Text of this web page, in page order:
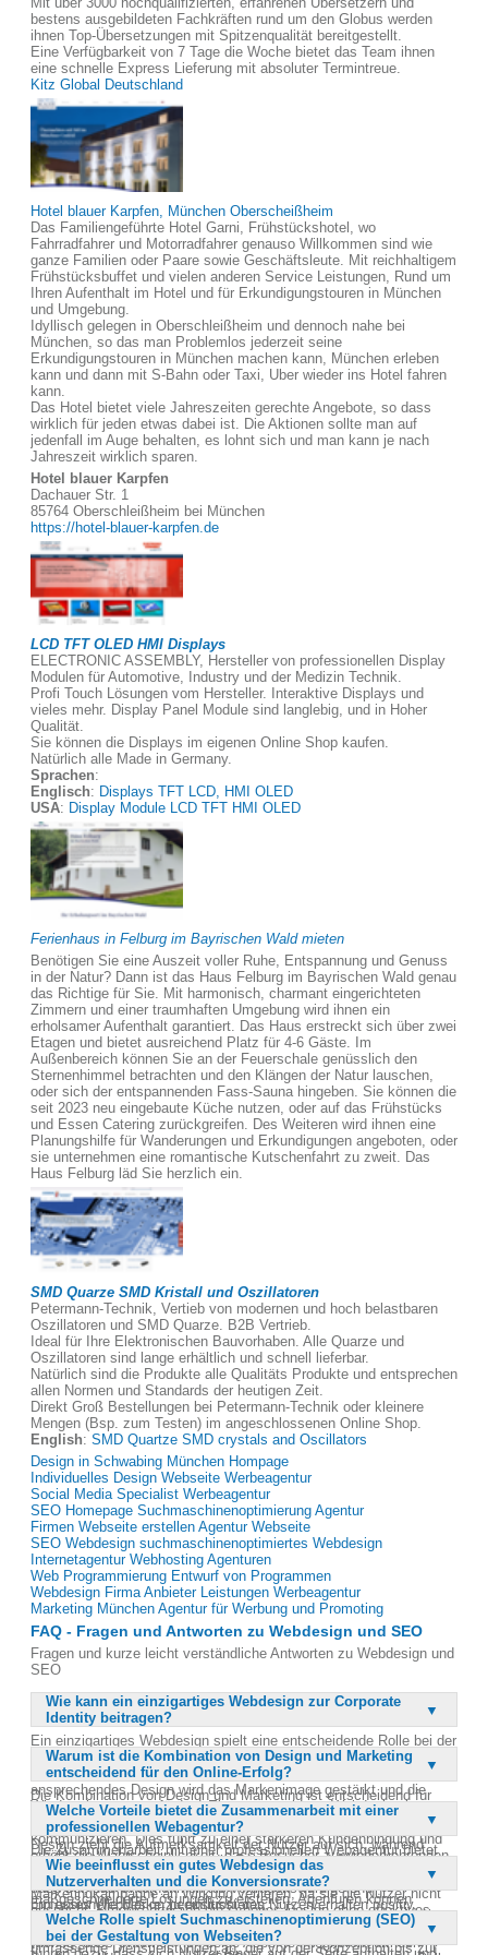
bestens ausgebildeten Fachkräften rund um den Globus werden
ihnen Top-Übersetzungen mit Spitzenqualität bereitgestellt.
Eine Verfügbarkeit von 7 Tage die Woche bietet das Team ihnen
eine schnelle Express Lieferung mit absoluter Termintreue.
Kitz Global Deutschland
Hotel blauer Karpfen, München Oberscheißheim
Das Familiengeführte Hotel Garni, Frühstückshotel, wo
Fahrradfahrer und Motorradfahrer genauso Willkommen sind wie
ganze Familien oder Paare sowie Geschäftsleute. Mit reichhaltigem
Frühstücksbuffet und vielen anderen Service Leistungen, Rund um
Ihren Aufenthalt im Hotel und für Erkundigungstouren in München
und Umgebung.
Idyllisch gelegen in Oberschleißheim und dennoch nahe bei
München, so das man Problemlos jederzeit seine
Erkundigungstouren in München machen kann, München erleben
kann und dann mit S-Bahn oder Taxi, Uber wieder ins Hotel fahren
kann.
Das Hotel bietet viele Jahreszeiten gerechte Angebote, so dass
wirklich für jeden etwas dabei ist. Die Aktionen sollte man auf
jedenfall im Auge behalten, es lohnt sich und man kann je nach
Jahreszeit wirklich sparen.
Hotel blauer Karpfen
Dachauer Str. 1
85764 Oberschleißheim bei München
https://hotel-blauer-karpfen.de
LCD TFT OLED HMI Displays
ELECTRONIC ASSEMBLY, Hersteller von professionellen Display
Modulen für Automotive, Industry und der Medizin Technik.
Profi Touch Lösungen vom Hersteller. Interaktive Displays und
vieles mehr. Display Panel Module sind langlebig, und in Hoher
Qualität.
Sie können die Displays im eigenen Online Shop kaufen.
Natürlich alle Made in Germany.
Sprachen:
Englisch: Displays TFT LCD, HMI OLED
USA: Display Module LCD TFT HMI OLED
Ferienhaus in Felburg im Bayrischen Wald mieten
Benötigen Sie eine Auszeit voller Ruhe, Entspannung und Genuss
in der Natur? Dann ist das Haus Felburg im Bayrischen Wald genau
das Richtige für Sie. Mit harmonisch, charmant eingerichteten
Zimmern und einer traumhaften Umgebung wird ihnen ein
erholsamer Aufenthalt garantiert. Das Haus erstreckt sich über zwei
Etagen und bietet ausreichend Platz für 4-6 Gäste. Im
Außenbereich können Sie an der Feuerschale genüsslich den
Sternenhimmel betrachten und den Klängen der Natur lauschen,
oder sich der entspannenden Fass-Sauna hingeben. Sie können die
seit 2023 neu eingebaute Küche nutzen, oder auf das Frühstücks
und Essen Catering zurückgreifen. Des Weiteren wird ihnen eine
Planungshilfe für Wanderungen und Erkundigungen angeboten, oder
sie unternehmen eine romantische Kutschenfahrt zu zweit. Das
Haus Felburg läd Sie herzlich ein.
SMD Quarze SMD Kristall und Oszillatoren
Petermann-Technik, Vertieb von modernen und hoch belastbaren
Oszillatoren und SMD Quarze. B2B Vertrieb.
Ideal für Ihre Elektronischen Bauvorhaben. Alle Quarze und
Oszillatoren sind lange erhältlich und schnell lieferbar.
Natürlich sind die Produkte alle Qualitäts Produkte und entsprechen
allen Normen und Standards der heutigen Zeit.
Direkt Groß Bestellungen bei Petermann-Technik oder kleinere
Mengen (Bsp. zum Testen) im angeschlossenen Online Shop.
English: SMD Quartze SMD crystals and Oscillators
Design in Schwabing München Hompage
Individuelles Design Webseite Werbeagentur
Social Media Specialist Werbeagentur
SEO Homepage Suchmaschinenoptimierung Agentur
Firmen Webseite erstellen Agentur Webseite
SEO Webdesign suchmaschinenoptimiertes Webdesign
Internetagentur Webhosting Agenturen
Web Programmierung Entwurf von Programmen
Webdesign Firma Anbieter Leistungen Werbeagentur
Marketing München Agentur für Werbung und Promoting
FAQ - Fragen und Antworten zu Webdesign und SEO
Fragen und kurze leicht verständliche Antworten zu Webdesign und
SEO
Wie kann ein einzigartiges Webdesign zur Corporate
Identity beitragen?
Ein einzigartiges Webdesign spielt eine entscheidende Rolle bei der
Schaffung einer starken Corporate Identity, da es das Unternehmen
visuell von der Konkurrenz abhebt. Durch ein konsistentes und
ansprechendes Design wird das Markenimage gestärkt und die
Wiedererkennung gefördert. Ein gut gestaltetes Webdesign kann
die Markenwerte und die Unternehmensphilosophie effektiv
kommunizieren. Dies führt zu einer stärkeren Kundenbindung und
erhöht die Wahrscheinlichkeit, dass Besucher zu wiederkehrenden
Kunden werden. Letztendlich trägt ein einzigartiges Webdesign
dazu bei, das Unternehmen als vertrauenswürdige und
professionelle Marke zu positionieren.
Warum ist die Kombination von Design und Marketing
entscheidend für den Online-Erfolg?
Die Kombination von Design und Marketing ist entscheidend für
den Online-Erfolg, da beide Elemente zusammenwirken, um die
Markenbotschaft effektiv zu kommunizieren. Ein ansprechendes
Design zieht die Aufmerksamkeit der Nutzer auf sich, während
gezielte Marketingstrategien die Reichweite und Sichtbarkeit
erhöhen. Ohne ein starkes Design kann selbst die beste
Marketingkampagne an Wirkung verlieren, da sie die Nutzer nicht
anspricht. Umgekehrt kann ein schönes Design ohne effektives
Marketing nicht die gewünschte Zielgruppe erreichen. Daher ist es
wichtig, dass Unternehmen beide Aspekte integrieren, um den
Welche Vorteile bietet die Zusammenarbeit mit einer
professionellen Webagentur?
Die Zusammenarbeit mit einer professionellen Webagentur bietet
zahlreiche Vorteile, darunter Zugang zu erfahrenen Designern und
Entwicklern, die über das notwendige Fachwissen verfügen, um
maßgeschneiderte Lösungen zu erstellen. Agenturen können
komplexe Projekte effizienter und schneller umsetzen, da sie über
bewährte Prozesse und Ressourcen verfügen. Zudem bieten sie
umfassende Dienstleistungen an, die von der Konzeption bis zur
Wie beeinflusst ein gutes Webdesign das
Nutzerverhalten und die Konversionsrate?
Ein gutes Webdesign beeinflusst das Nutzerverhalten positiv,
indem es eine intuitive und angenehme Benutzererfahrung bietet.
Ein klar strukturiertes Layout und ansprechende visuelle Elemente
Welche Rolle spielt Suchmaschinenoptimierung (SEO)
bei der Gestaltung von Webseiten?